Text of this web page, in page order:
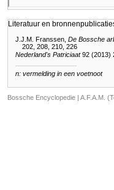
Literatuur en
J.J.M. Franssen, De Bossche
202, 208, 210, 226
Nederland's Patriciaat92 (2013)
n: vermelding in een voetnoot
Bossche Encyclopedie | A.F.A.M.